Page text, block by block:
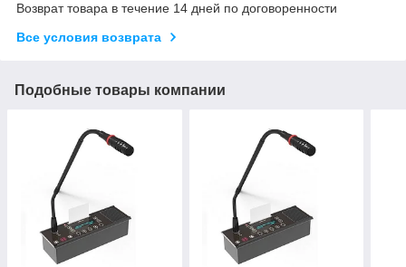
Возврат товара в течение 14 дней по договоренности
Все условия возврата
Подобные товары компании